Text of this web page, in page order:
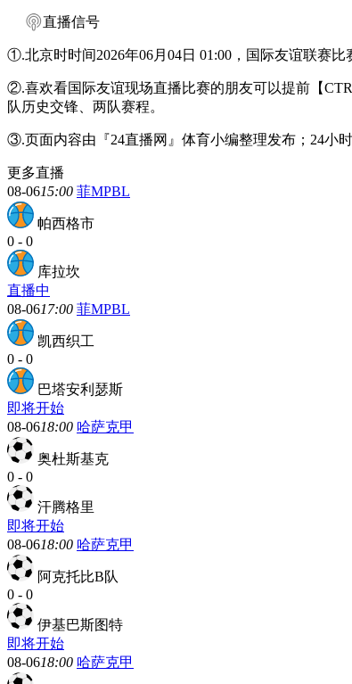
直播信号
①.北京时时间2026年06月04日 01:00，国际友谊联赛
②.喜欢看国际友谊现场直播比赛的朋友可以提前【
队历史交锋、两队赛程。
③.页面内容由『24直播网』体育小编整理发布；24小
更多直播
08-0615:00 菲MPBL
帕西格市
0 - 0
库拉坎
直播中
08-0617:00 菲MPBL
凯西织工
0 - 0
巴塔安利瑟斯
即将开始
08-0618:00 哈萨克甲
奥杜斯基克
0 - 0
汗腾格里
即将开始
08-0618:00 哈萨克甲
阿克托比B队
0 - 0
伊基巴斯图特
即将开始
08-0618:00 哈萨克甲